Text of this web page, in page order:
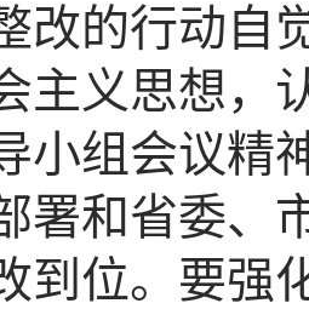
改的行动自
主义思想，
小组会议精
署和省委、
到位。要强